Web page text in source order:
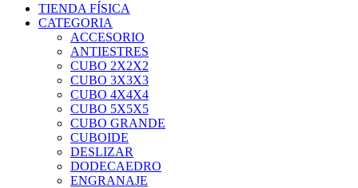
TIENDA FÍSICA
CATEGORIA
ACCESORIO
ANTIESTRES
CUBO 2X2X2
CUBO 3X3X3
CUBO 4X4X4
CUBO 5X5X5
CUBO GRANDE
CUBOIDE
DESLIZAR
DODECAEDRO
ENGRANAJE